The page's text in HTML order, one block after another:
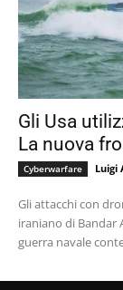
Gli Usa
La nuova
Cyberwarfare Luigi
Gli attacchi con
iraniano di Bandar
guerra navale